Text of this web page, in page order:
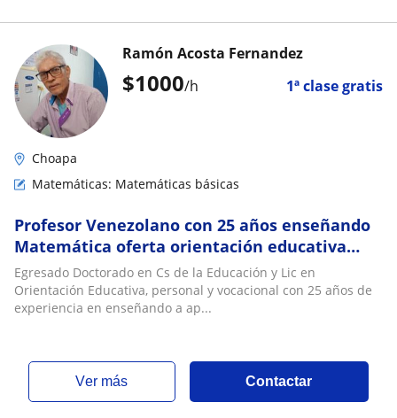
$1000/h 1ª clase gratis
Ramón Acosta Fernandez
Choapa
Matemáticas: Matemáticas básicas
Profesor Venezolano con 25 años enseñando
Matemática oferta orientación educativa
para un aprendizaje exitoso
Egresado Doctorado en Cs de la Educación y Lic en
Orientación Educativa, personal y vocacional con 25 años de
experiencia en enseñando a ap...
ver más Contactar